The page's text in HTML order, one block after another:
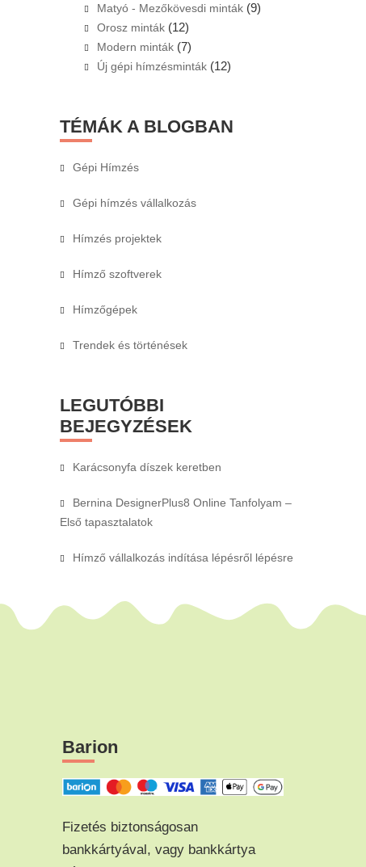
Matyó - Mezőkövesdi minták (9)
Orosz minták (12)
Modern minták (7)
Új gépi hímzésminták (12)
TÉMÁK A BLOGBAN
Gépi Hímzés
Gépi hímzés vállalkozás
Hímzés projektek
Hímző szoftverek
Hímzőgépek
Trendek és történések
LEGUTÓBBI
BEJEGYZÉSEK
Karácsonyfa díszek keretben
Bernina DesignerPlus8 Online Tanfolyam –
Első tapasztalatok
Hímző vállalkozás indítása lépésről lépésre
Barion
Fizetés biztonságosan
bankkártyával, vagy bankkártya